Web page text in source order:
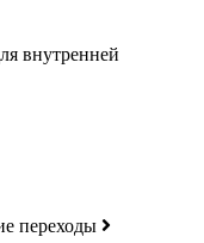
внутренней
переходы